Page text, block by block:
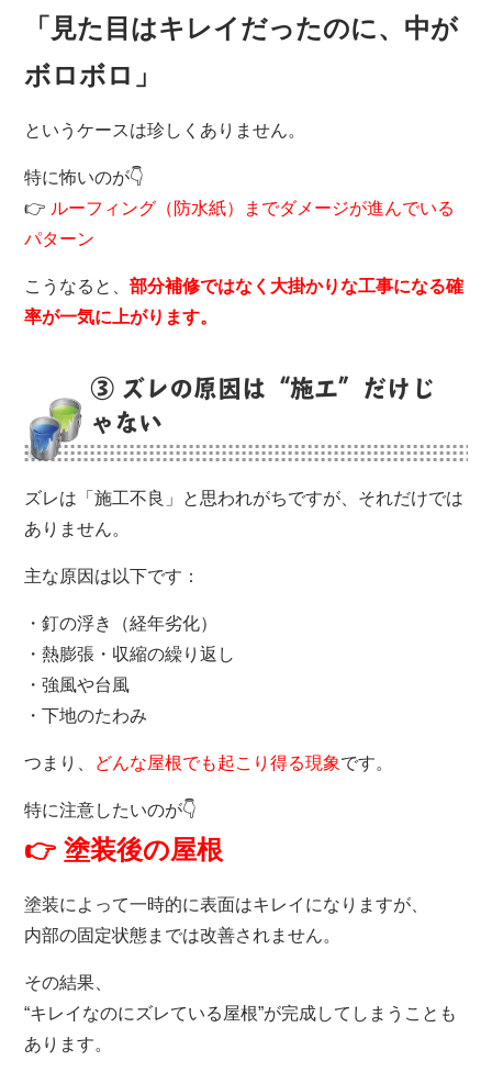
「見た目はキレイだったのに、中が
ボロボロ」
というケースは珍しくありません。
特に怖いのが👇
👉 ルーフィング（防水紙）までダメージが進んでいる
パターン
こうなると、部分補修ではなく大掛かりな工事になる確
率が一気に上がります。
③ ズレの原因は“施工”だけじ
ゃない
ズレは「施工不良」と思われがちですが、それだけでは
ありません。
主な原因は以下です：
・釘の浮き（経年劣化）
・熱膨張・収縮の繰り返し
・強風や台風
・下地のたわみ
つまり、 どんな屋根でも起こり得る現象です。
特に注意したいのが👇
👉 塗装後の屋根
塗装によって一時的に表面はキレイになりますが、
内部の固定状態までは改善されません。
その結果、
“キレイなのにズレている屋根”が完成してしまうことも
あります。